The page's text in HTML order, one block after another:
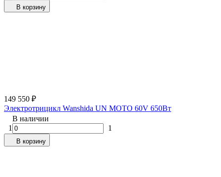
В корзину
149 550 ₽
Электротрицикл Wanshida UN MOTO 60V 650Вт
В наличии
1
1
В корзину